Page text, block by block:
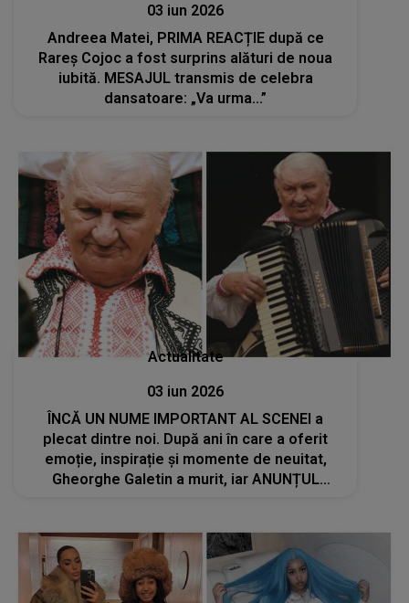
03 iun 2026
Andreea Matei, PRIMA REACȚIE după ce
Rareș Cojoc a fost surprins alături de noua
iubită. MESAJUL transmis de celebra
dansatoare: „Va urma...”
Actualitate
03 iun 2026
ÎNCĂ UN NUME IMPORTANT AL SCENEI a
plecat dintre noi. După ani în care a oferit
emoție, inspirație și momente de neuitat,
Gheorghe Galetin a murit, iar ANUNȚUL